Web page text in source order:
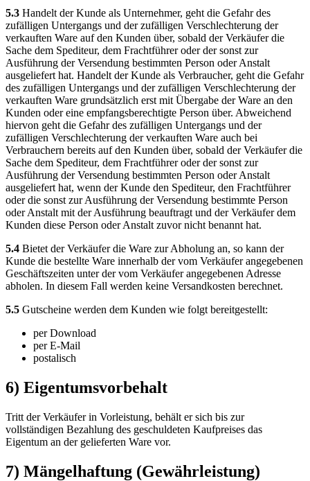
5.3 Handelt der Kunde als Unternehmer, geht die Gefahr des
zufälligen Untergangs und der zufälligen Verschlechterung der
verkauften Ware auf den Kunden über, sobald der Verkäufer die
Sache dem Spediteur, dem Frachtführer oder der sonst zur
Ausführung der Versendung bestimmten Person oder Anstalt
ausgeliefert hat. Handelt der Kunde als Verbraucher, geht die Gefahr
des zufälligen Untergangs und der zufälligen Verschlechterung der
verkauften Ware grundsätzlich erst mit Übergabe der Ware an den
Kunden oder eine empfangsberechtigte Person über. Abweichend
hiervon geht die Gefahr des zufälligen Untergangs und der
zufälligen Verschlechterung der verkauften Ware auch bei
Verbrauchern bereits auf den Kunden über, sobald der Verkäufer die
Sache dem Spediteur, dem Frachtführer oder der sonst zur
Ausführung der Versendung bestimmten Person oder Anstalt
ausgeliefert hat, wenn der Kunde den Spediteur, den Frachtführer
oder die sonst zur Ausführung der Versendung bestimmte Person
oder Anstalt mit der Ausführung beauftragt und der Verkäufer dem
Kunden diese Person oder Anstalt zuvor nicht benannt hat.
5.4 Bietet der Verkäufer die Ware zur Abholung an, so kann der
Kunde die bestellte Ware innerhalb der vom Verkäufer angegebenen
Geschäftszeiten unter der vom Verkäufer angegebenen Adresse
abholen. In diesem Fall werden keine Versandkosten berechnet.
5.5 Gutscheine werden dem Kunden wie folgt bereitgestellt:
per Download
per E-Mail
postalisch
6) Eigentumsvorbehalt
Tritt der Verkäufer in Vorleistung, behält er sich bis zur
vollständigen Bezahlung des geschuldeten Kaufpreises das
Eigentum an der gelieferten Ware vor.
7) Mängelhaftung (Gewährleistung)